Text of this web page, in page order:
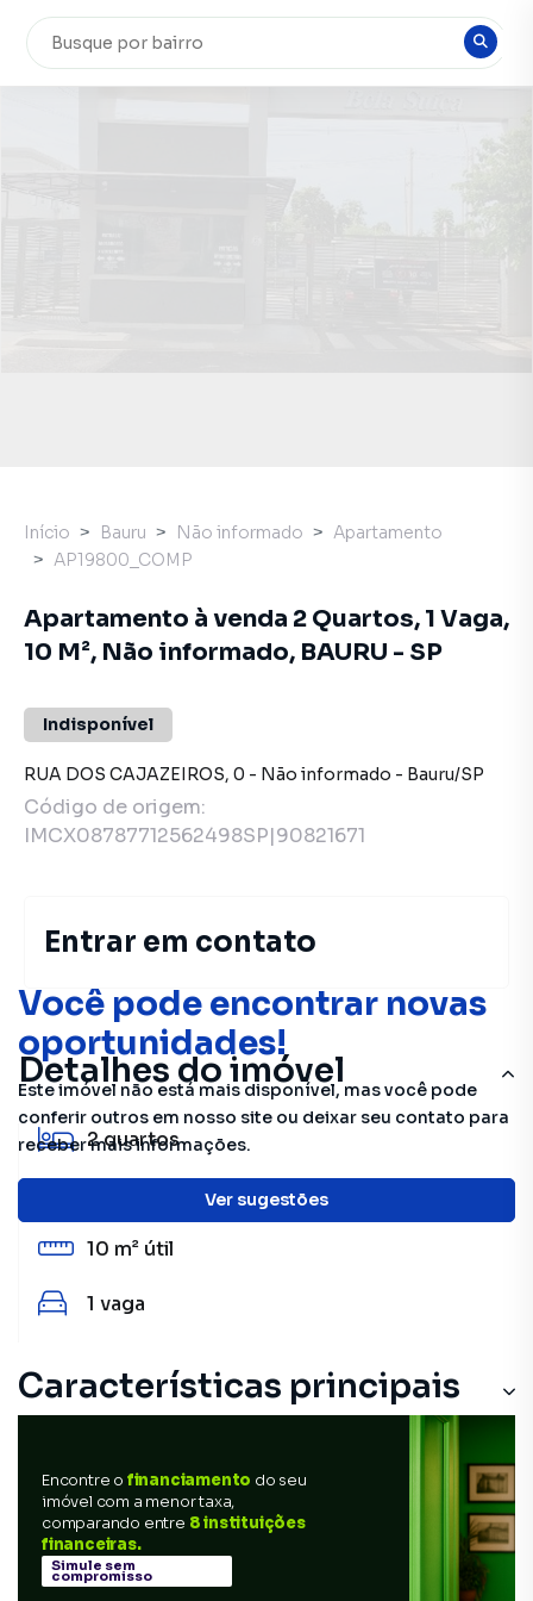
Você pode encontrar novas
oportunidades!
Este imóvel não está mais disponível, mas você pode
conferir outros em nosso site ou deixar seu contato para
receber mais informações.
Ver sugestões
Detalhes do imóvel
2quartos
10 m² útil
1 vaga
Características principais
Encontre o financiamento do seu
imóvel com a menor taxa,
comparando entre 8 instituições
financeiras.
Simule sem
compromisso
Início Bauru Não informado
Apartamento
AP19800_COMP
Apartamento à venda 2 Quartos, 1 Vaga,
10 M², Não informado, BAURU - SP
Indisponível
RUA DOS CAJAZEIROS, 0 - Não informado - Bauru/SP
Código de origem:
IMCX08787712562498SP|90821671
Entrar em contato